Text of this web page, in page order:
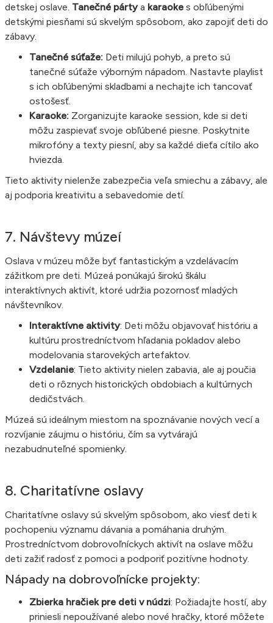
detskej oslave. Tanečné pártya karaoke s obľúbenými
detskými piesňami sú skvelým spôsobom, ako zapojiť deti do
zábavy.
Tanečné súťaže: Deti milujú pohyb, a preto sú
tanečné súťaže výborným nápadom. Nastavte playlist
s ich obľúbenými skladbami a nechajte ich tancovať
ostošesť.
Karaoke: Zorganizujte karaoke session, kde si deti
môžu zaspievať svoje obľúbené piesne. Poskytnite
mikrofóny a texty piesní, aby sa každé dieťa cítilo ako
hviezda.
Tieto aktivity nielenže zabezpečia veľa smiechu a zábavy, ale
aj podporia kreativitu a sebavedomie detí.
7. Návštevy múzeí
Oslava v múzeu môže byť fantastickým a vzdelávacím
zážitkom pre deti. Múzeá ponúkajú širokú škálu
interaktívnych aktivít, ktoré udržia pozornosť mladých
návštevníkov.
Interaktívne aktivity: Deti môžu objavovať históriu a
kultúru prostredníctvom hľadania pokladov alebo
modelovania starovekých artefaktov.
Vzdelanie: Tieto aktivity nielen zabavia, ale aj poučia
deti o rôznych historických obdobiach a kultúrnych
dedičstvách.
Múzeá sú ideálnym miestom na spoznávanie nových vecí a
rozvíjanie záujmu o históriu, čím sa vytvárajú
nezabudnuteľné spomienky.
8. Charitatívne oslavy
Charitatívne oslavy sú skvelým spôsobom, ako viesť deti k
pochopeniu významu dávania a pomáhania druhým.
Prostredníctvom dobrovoľníckych aktivít na oslave môžu
deti zažiť radosť z pomoci a podporiť pozitívne hodnoty.
Nápady na dobrovoľnícke projekty:
Zbierka hračiek pre deti v núdzi: Požiadajte hostí, aby
priniesli nepoužívané alebo nové hračky, ktoré môžete